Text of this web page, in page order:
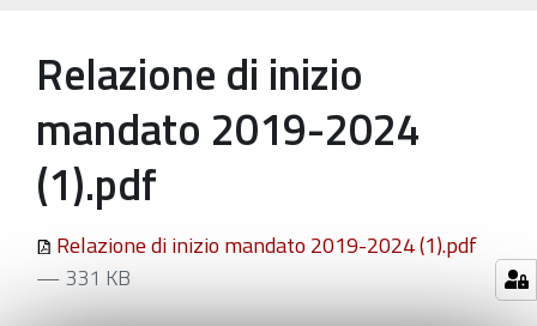
Relazione di inizio
mandato 2019-2024
(1).pdf
Relazione di inizio mandato 2019-2024 (1).pdf
— 331 KB